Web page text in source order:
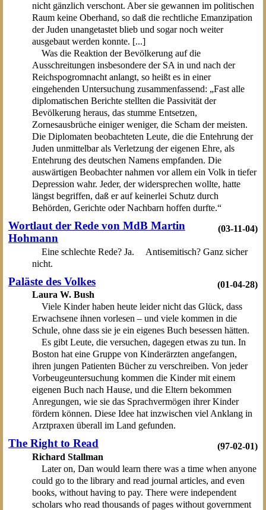
nicht gänzlich verschont. Aber sie gewannen im politischen
Raum keine Oberhand, so daß die rechtliche Emanzipation
der Juden unangetastet blieb und sogar noch weiter
ausgebaut werden konnte. [...]
Was die Reaktion der Bevölkerung auf die
Ausschreitungen insbesondere der SA in und nach der
Reichspogromnacht anlangt, so heißt es in einer
eingehenden Untersuchung zusammenfassend: „Fast alle
diplomatischen Berichte stellten die Passivität der
Bevölkerung heraus, das stumme Entsetzen,
Zornesausbrüche einiger weniger, die Scham der meisten.
Die Diplomaten beobachteten Leute, die die Entehrung der
Juden unmittelbar als Verletzung der eigenen Ehre, als
Entehrung des deutschen Namens empfanden. Die
auswärtigen Beobachter nahmen vor allem ein Volk in tiefer
Depression wahr. Jeder, der widersprechen wollte, hatte
längst begriffen, daß er auf keinerlei Schutz durch
Behörden, Gerichte oder Nachbarn hoffen durfte.“
(03-11-04)
Wortlaut der Rede von MdB Martin
Hohmann
Eine schlechte Rede? Ja. Antisemitisch? Ganz sicher
nicht.
(01-04-28)
Paläste des Volkes
Laura W. Bush
Viele Kinder haben heute leider nicht das Glück, dass
Erwachsene ihnen vorlesen – und viele kommen in die
Schule, ohne dass sie je ein eigenes Buch besessen hätten.
Es gibt Leute, die versuchen, dagegen etwas zu tun. In
Boston hat eine Gruppe von Kinderärzten angefangen,
ihren jungen Patienten Bücher zu verschreiben. Von jeder
Vorbeugeuntersuchung kommen die Kinder mit einem
eigenen Buch nach Hause, und die Eltern bekommen
Anregungen, wie sie das Sprachvermögen ihrer Kinder
fördern können. Diese Idee hat inzwischen viel Anklang in
Arztpraxen überall im Land gefunden.
(97-02-01)
The Right to Read
Richard Stallman
Later on, Dan would learn there was a time when anyone
could go to the library and read journal articles, and even
books, without having to pay. There were independent
scholars who read thousands of pages without government